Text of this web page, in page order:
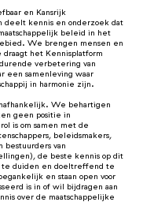
en Kansrijk
deelt kennis en onderzoek dat
beleid in het
We brengen mensen en
draagt het Kennisplatform
verbetering van
een samenleving waar
in harmonie zijn.
We behartigen
geen positie in
is om samen met de
beleidsmakers,
bestuurders van
de beste kennis op dit
duiden en doeltreffend te
en staan open voor
is in of wil bijdragen aan
over de maatschappelijke